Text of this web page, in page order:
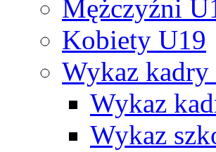
Mężczyźni
Kobiety U19
Wykaz
Wykaz
Wykaz